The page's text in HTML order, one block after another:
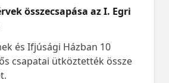
összecsapása az I. Egri
és Ifjúsági Házban 10
csapatai ütköztették össze